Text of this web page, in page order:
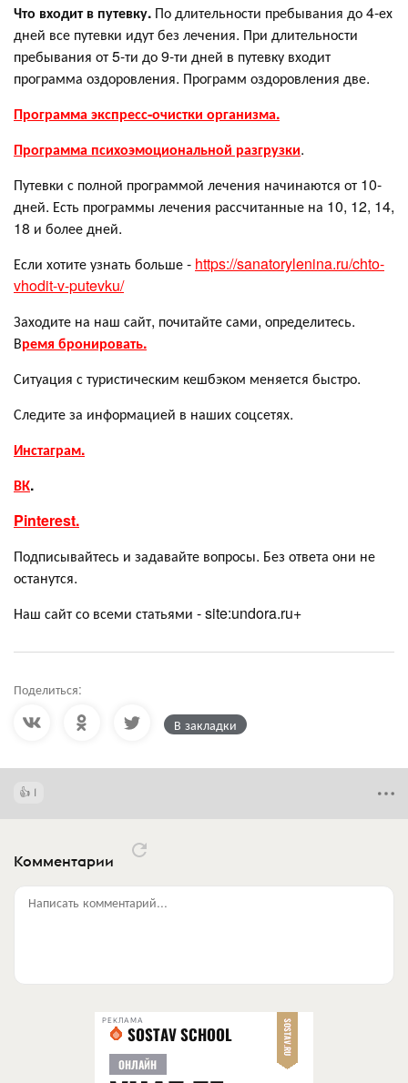
Что входит в путевку. По длительности пребывания до 4-ех
дней все путевки идут без лечения. При длительности
пребывания от 5-ти до 9-ти дней в путевку входит
программа оздоровления. Программ оздоровления две.
Программа экспресс-очистки организма.
Программа психоэмоциональной разгрузки.
Путевки с полной программой лечения начинаются от 10-
дней. Есть программы лечения рассчитанные на 10, 12, 14,
18 и более дней.
Если хотите узнать больше - https://sanatorylenina.ru/chto-
vhodit-v-putevku/
Заходите на наш сайт, почитайте сами, определитесь.
Время бронировать.
Ситуация с туристическим кешбэком меняется быстро.
Следите за информацией в наших соцсетях.
Инстаграм.
ВК.
Pinterest.
Подписывайтесь и задавайте вопросы. Без ответа они не
останутся.
Наш сайт со всеми статьями - site:undora.ru+
Поделиться:
В закладки
1
Комментарии
Написать комментарий...
РЕКЛАМА